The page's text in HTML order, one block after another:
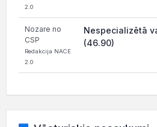
2.0
Nozare no
CSP
Redakcija NACE
2.0
Nespecializētā
(46.90)